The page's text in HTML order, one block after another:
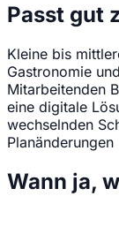
Passt gut
Kleine bis
Gastronomie
Mitarbeitenden
eine digitale
wechselnden
Planänderungen
Wann ja,